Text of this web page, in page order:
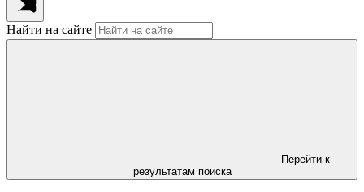
Найти на сайте
Перейти к
результатам поиска